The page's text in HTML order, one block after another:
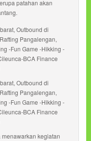
patahan akan
kegiatan